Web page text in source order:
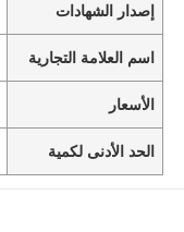
إصدار الشهادات
اسم العلامة التجارية
الأسعار
الحد الأدنى لكمية